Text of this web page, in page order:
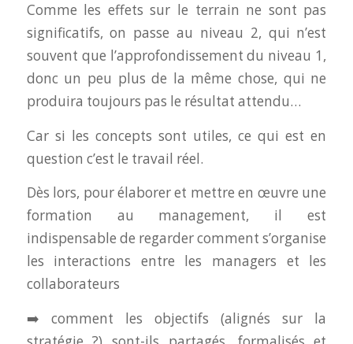
Comme les effets sur le terrain ne sont pas
significatifs, on passe au niveau 2, qui n’est
souvent que l’approfondissement du niveau 1,
donc un peu plus de la même chose, qui ne
produira toujours pas le résultat attendu…
Car si les concepts sont utiles, ce qui est en
question c’est le travail réel.
Dès lors, pour élaborer et mettre en œuvre une
formation au management, il est
indispensable de regarder comment s’organise
les interactions entre les managers et les
collaborateurs
➡️ comment les objectifs (alignés sur la